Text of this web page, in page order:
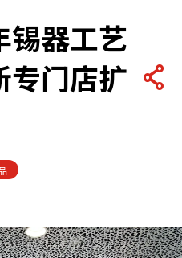
锡器工艺
专门店扩